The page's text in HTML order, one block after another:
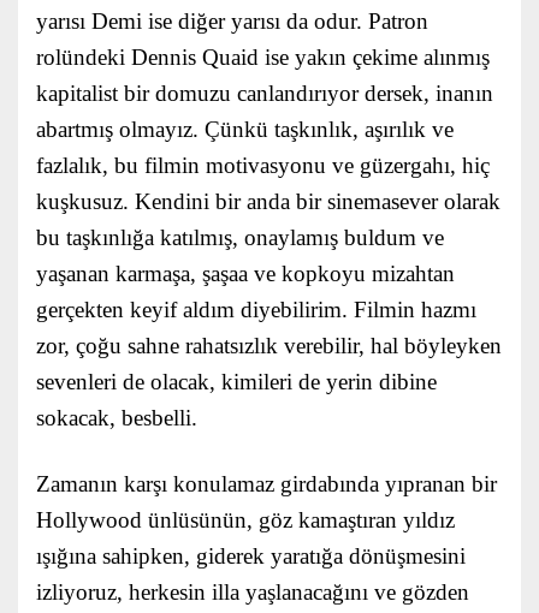
yarısı Demi ise diğer yarısı da odur. Patron
rolündeki Dennis Quaid ise yakın çekime alınmış
kapitalist bir domuzu canlandırıyor dersek, inanın
abartmış olmayız. Çünkü taşkınlık, aşırılık ve
fazlalık, bu filmin motivasyonu ve güzergahı, hiç
kuşkusuz. Kendini bir anda bir sinemasever olarak
bu taşkınlığa katılmış, onaylamış buldum ve
yaşanan karmaşa, şaşaa ve kopkoyu mizahtan
gerçekten keyif aldım diyebilirim. Filmin hazmı
zor, çoğu sahne rahatsızlık verebilir, hal böyleyken
sevenleri de olacak, kimileri de yerin dibine
sokacak, besbelli.
Zamanın karşı konulamaz girdabında yıpranan bir
Hollywood ünlüsünün, göz kamaştıran yıldız
ışığına sahipken, giderek yaratığa dönüşmesini
izliyoruz, herkesin illa yaşlanacağını ve gözden